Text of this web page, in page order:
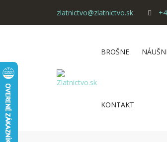
zlatnictvo@zlatnictvo.sk
BROŠNE
KONTAKT